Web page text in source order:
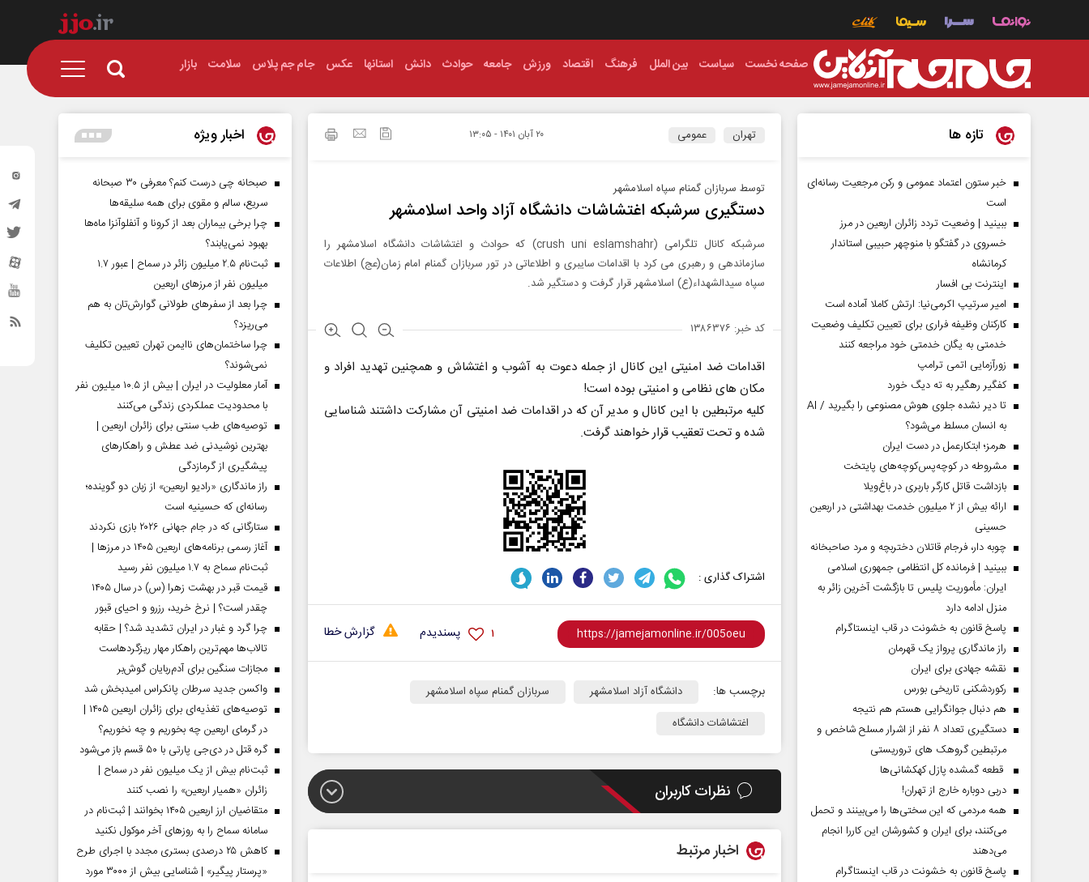
صفحه نخست سیاست بین الملل فرهنگ اقتصاد ورزش جامعه حوادث دانش استانها عکس جام جم پلاس سلامت بازار
تهران عمومی ۲۰ آبان ۱۴۰۱ - ۱۳:۰۵
توسط سربازان گمنام سپاه اسلامشهر
دستگیری سرشبکه اغتشاشات دانشگاه آزاد واحد اسلامشهر
سرشبکه کانال تلگرامی (crush uni eslamshahr) که حوادث و اغتشاشات دانشگاه اسلامشهر را
سازماندهی و رهبری می کرد با اقدامات سایبری و اطلاعاتی در تور سربازان گمنام امام زمان(عج) اطلاعات
سپاه سیدالشهداء(ع) اسلامشهر قرار گرفت و دستگیر شد.
کد خبر: ۱۳۸۶۳۷۶
اقدامات ضد امنیتی این کانال از جمله دعوت به آشوب و اغتشاش و همچنین تهدید افراد و
مکان های نظامی و امنیتی بوده است!
کلیه مرتبطین با این کانال و مدیر آن که در اقدامات ضد امنیتی آن مشارکت داشتند شناسایی
شده و تحت تعقیب قرار خواهند گرفت.
اشتراک گذاری :
گزارش خطا پسندیدم ۱
برچسب ها: دانشگاه آزاد اسلامشهر
سربازان گمنام سپاه اسلامشهر
اغتشاشات دانشگاه
نظرات کاربران
اخبار مرتبط
تازه ها
خبر ستون اعتماد عمومی و رکن مرجعیت رسانه‌ای
است
ببینید | وضعیت تردد زائران اربعین در مرز
خسروی در گفتگو با منوچهر حبیبی استاندار
کرمانشاه
اینترنت بی افسار
امیر سرتیپ اکرمی‌نیا: ارتش کاملا آماده است
کارکنان وظیفه فراری برای تعیین تکلیف وضعیت
خدمتی به یگان خدمتی خود مراجعه کنند
زورآزمایی اتمی ترامپ
کفگیر رهگیر به ته دیگ خورد
تا دیر نشده جلوی هوش مصنوعی را بگیرید / AI
به انسان مسلط می‌شود؟
هرمز؛ ابتکارعمل در دست ایران
مشروطه در کوچه‌پس‌کوچه‌های پایتخت
بازداشت قاتل کارگر باربری در باغ‌ویلا
ارائه بیش از ۲ میلیون خدمت بهداشتی در اربعین
حسینی
چوبه دار، فرجام قاتلان دختربچه و مرد صاحبخانه
ببینید | فرمانده کل انتظامی جمهوری اسلامی
ایران­: مأموریت پلیس تا بازگشت آخرین زائر به
منزل ادامه دارد
پاسخ قانون به خشونت در قاب اینستاگرام
راز ماندگاری پرواز یک قهرمان
نقشه جهادی برای ایران
رکوردشکنی تاریخی بورس
هم دنبال جوانگرایی هستم هم نتیجه
دستگیری تعداد ۸ نفر از اشرار مسلح شاخص و
مرتبطین گروهک های تروریستی
قطعه گمشده پازل کهکشانی‌ها
دربی دوباره خارج از تهران!
همه مردمی که این سختی‌ها را می‌بینند و تحمل
می‌کنند، برای ایران و کشورشان این کاررا انجام
می‌دهند
پاسخ قانون به خشونت در قاب اینستاگرام
اخبار ویژه
صبحانه چی درست کنم؟ معرفی ۳۰ صبحانه
سریع، سالم و مقوی برای همه سلیقه‌ها
چرا برخی بیماران بعد از کرونا و آنفلوآنزا ماه‌ها
بهبود نمی‌یابند؟
ثبت‌نام ۲.۵ میلیون زائر در سماح | عبور ۱.۷
میلیون نفر از مرز‌های اربعین
چرا بعد از سفرهای طولانی گوارش‌تان به هم
می‌ریزد؟
چرا ساختمان‌های ناایمن تهران تعیین تکلیف
نمی‌شوند؟
آمار معلولیت در ایران | بیش از ۱۰.۵ میلیون نفر
با محدودیت عملکردی زندگی می‌کنند
توصیه‌های طب سنتی برای زائران اربعین |
بهترین نوشیدنی ضد عطش و راهکارهای
پیشگیری از گرمازدگی
راز ماندگاری «رادیو اربعین» از زبان دو گوینده؛
رسانه‌ای که حسینیه است
ستارگانی که در جام جهانی ۲۰۲۶ بازی نکردند
آغاز رسمی برنامه‌های اربعین ۱۴۰۵ در مرز‌ها |
ثبت‌نام سماح به ۱.۷ میلیون نفر رسید
قیمت قبر در بهشت زهرا (س) در سال ۱۴۰۵
چقدر است؟ | نرخ خرید، رزرو و احیای قبور
چرا گرد و غبار در ایران تشدید شد؟ | حقابه
تالاب‌ها مهم‌ترین راهکار مهار ریزگردهاست
مجازات سنگین برای آدم‌ربایان گوش‌بر
واکسن جدید سرطان پانکراس امیدبخش شد
توصیه‌های تغذیه‌ای برای زائران اربعین ۱۴۰۵ |
در گرمای اربعین چه بخوریم و چه نخوریم؟
گره قتل در دی‌جی پارتی با ۵۰ قسم باز می‌شود
ثبت‌نام بیش از یک میلیون نفر در سماح |
زائران «همیار اربعین» را نصب کنند
متقاضیان ارز اربعین ۱۴۰۵ بخوانند | ثبت‌نام در
سامانه سماح را به روز‌های آخر موکول نکنید
کاهش ۲۵ درصدی بستری مجدد با اجرای طرح
«پرستار پیگیر» | شناسایی بیش از ۳۰۰۰ مورد